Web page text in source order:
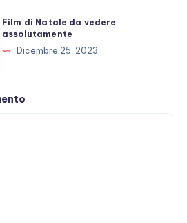
Film di Natale da vedere
assolutamente
Dicembre 25, 2023